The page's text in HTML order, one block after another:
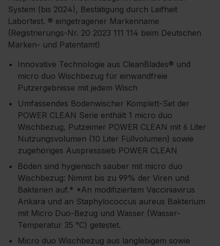
System (bis 2024), Bestätigung durch Leifheit
Labortest. ® eingetragener Markenname
(Registrierungs-Nr. 20 2023 111 114 beim Deutschen
Marken- und Patentamt)
Innovative Technologie aus CleanBlades® und
micro duo Wischbezug für einwandfreie
Putzergebnisse mit jedem Wisch
Umfassendes Bodenwischer Komplett-Set der
POWER CLEAN Serie enthält 1 micro duo
Wischbezug, Putzeimer POWER CLEAN mit 6 Liter
Nutzungsvolumen (10 Liter Füllvolumen) sowie
zugehöriges Auspresssieb POWER CLEAN
Böden sind hygienisch sauber mit micro duo
Wischbezug: Nimmt bis zu 99% der Viren und
Bakterien auf.* *An modifiziertem Vacciniavirus
Ankara und an Staphylococcus aureus Bakterium
mit Micro Duo-Bezug und Wasser (Wasser-
Temperatur 35 °C) getestet.
Micro duo Wischbezug aus langlebigem sowie